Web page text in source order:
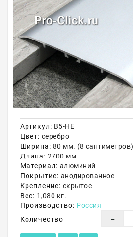
Крепёж и крепления
Садовая мебель
Оплата
Доставка
Самовывоз
Акции
Артикул: В5-НЕ
Цвет: серебро
Ширина: 80 мм. (8 сантиметров)
Длина: 2700 мм.
Материал: алюминий
Покрытие: анодированное
Крепление: скрытое
Вес: 1,080 кг.
Производство: Россия
Количество